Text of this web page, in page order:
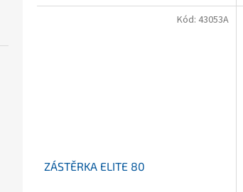
ZÁSTĚRKA ELITE 80
Kód: 43053A